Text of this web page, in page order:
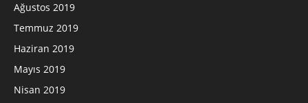
Ağustos 2019
Temmuz 2019
Haziran 2019
Mayıs 2019
Nisan 2019